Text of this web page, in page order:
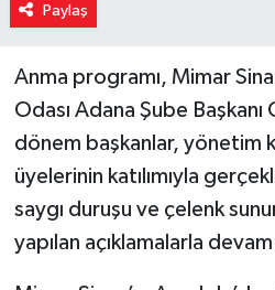
Paylaş
Anma programı, Mimar
Odası Adana Şube
dönem başkanlar, yönetim
üyelerinin katılımıyla
saygı duruşu ve çelenk
yapılan açıklamalarla